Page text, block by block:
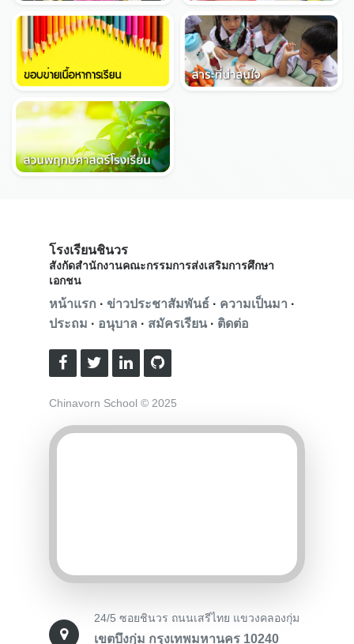
โรงเรียนชินวร
สังกัดสำนักงานคณะกรรมการส่งเสริมการศึกษา
เอกชน
หน้าแรก · ข่าวประชาสัมพันธ์ · ความเป็นมา ·
ประถม · อนุบาล · สมัครเรียน · ติดต่อ
Chinavorn School © 2025
24/5 ซอยชินวร ถนนเสรีไทย แขวงคลองกุ่ม
เขตบึงกุ่ม กรุงเทพมหานคร 10240